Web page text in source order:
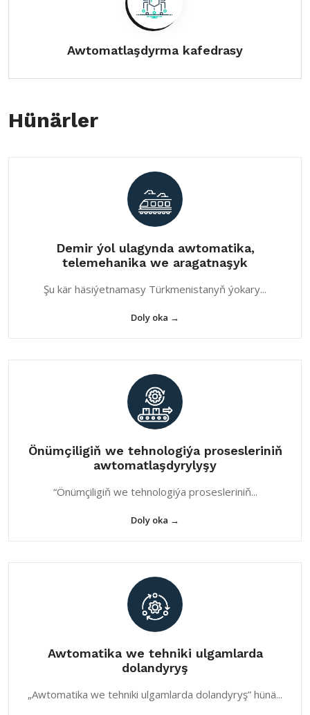
Awtomatlaşdyrma kafedrasy
Hünärler
Demir ýol ulagynda awtomatika,
telemehanika we aragatnaşyk
Şu kär häsiýetnamasy Türkmenistanyň ýokary...
Doly oka →
Önümçiligiň we tehnologiýa prosesleriniň
awtomatlaşdyrylyşy
“Önümçiligiň we tehnologiýa prosesleriniň...
Doly oka →
Awtomatika we tehniki ulgamlarda
dolandyryş
„Awtomatika we tehniki ulgamlarda dolandyryş” hünä...